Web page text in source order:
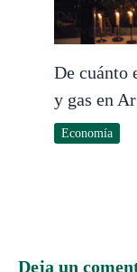
De cuánto
y gas en
Economía
Deja un